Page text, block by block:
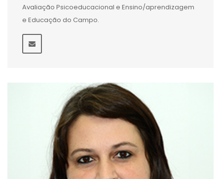
Avaliação Psicoeducacional e Ensino/aprendizagem
e Educação do Campo.